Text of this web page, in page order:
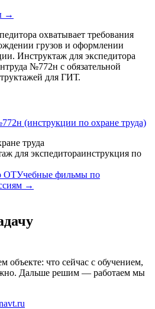
→
охватывает требования
грузов и оформлении
Инструктаж для экспедитора
№772н с обязательной
для ГИТ.
(инструкции по охране труда)
труда
для экспедитораинструкция по
ОТУчебные фильмы по
→
объекте: что сейчас с обучением,
Дальше решим — работаем мы